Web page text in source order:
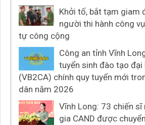
Khởi tố, bắt tạm giam
người thi hành công
tự công cộng
Công an tỉnh Vĩnh
tuyển sinh đào tạo đại
(VB2CA) chính quy tuyển mới
dân năm 2026
Vĩnh Long: 73 chiến sĩ
gia CAND được